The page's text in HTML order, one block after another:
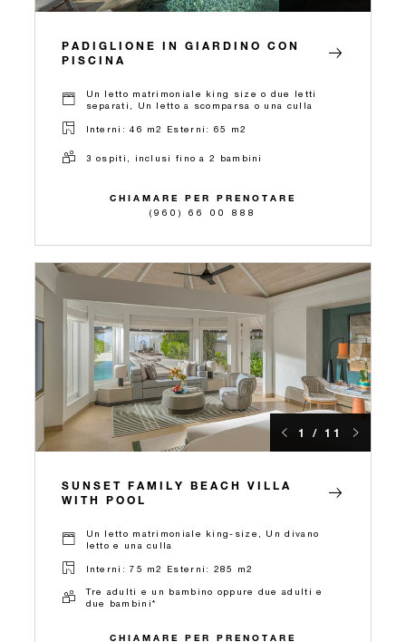
PADIGLIONE IN GIARDINO CON
PISCINA
Un letto matrimoniale king size o due letti
separati, Un letto a scomparsa o una culla
Interni: 46 m2 Esterni: 65 m2
3 ospiti, inclusi fino a 2 bambini
CHIAMARE PER PRENOTARE
(960) 66 00 888
1 / 11
SUNSET FAMILY BEACH VILLA
WITH POOL
Un letto matrimoniale king-size, Un divano
letto e una culla
Interni: 75 m2 Esterni: 285 m2
Tre adulti e un bambino oppure due adulti e
due bambini*
CHIAMARE PER PRENOTARE